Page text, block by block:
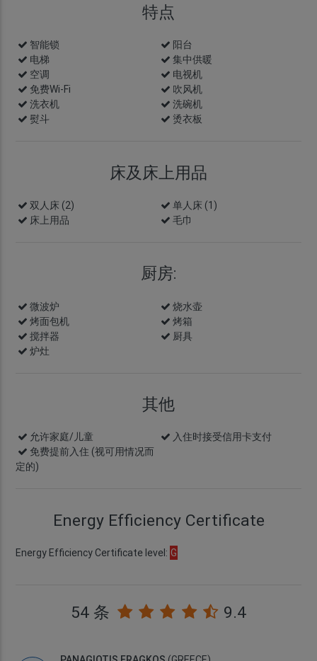
特点
智能锁
阳台
电梯
集中供暖
空调
电视机
免费Wi-Fi
吹风机
洗衣机
洗碗机
熨斗
烫衣板
床及床上用品
双人床 (2)
单人床 (1)
床上用品
毛巾
厨房:
微波炉
烧水壶
烤面包机
烤箱
搅拌器
厨具
炉灶
其他
允许家庭/儿童
入住时接受信用卡支付
免费提前入住 (视可用情况而
定的)
Energy Efficiency Certificate
Energy Efficiency Certificate level: G
54 条 9.4